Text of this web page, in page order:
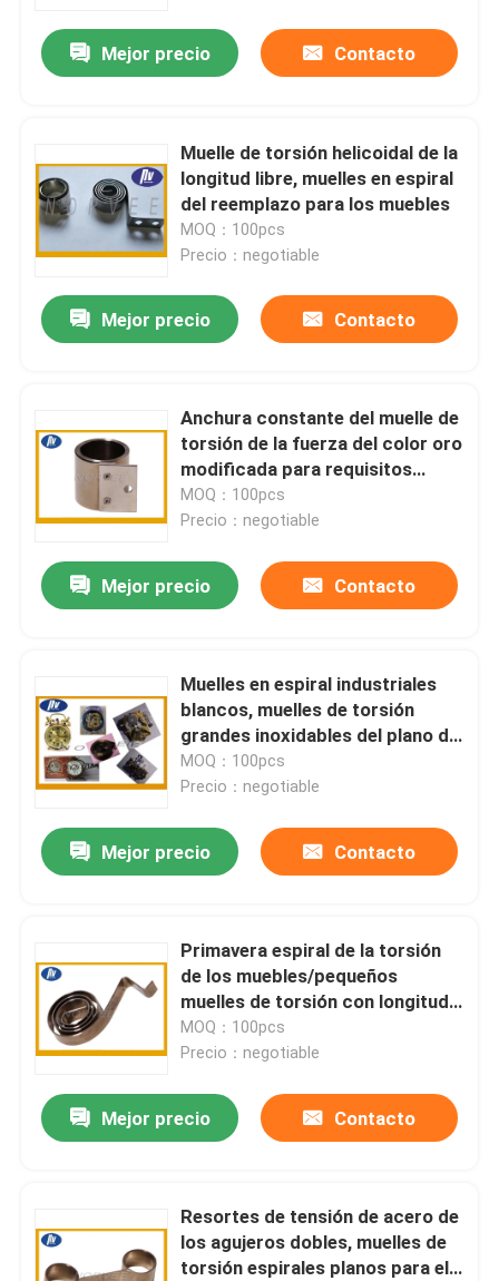
Mejor precio Contacto
Muelle de torsión helicoidal de la
longitud libre, muelles en espiral
del reemplazo para los muebles
MOQ：100pcs
Precio：negotiable
Mejor precio Contacto
Anchura constante del muelle de
torsión de la fuerza del color oro
modificada para requisitos
particulares para el monitor de
computadora
MOQ：100pcs
Precio：negotiable
Mejor precio Contacto
Muelles en espiral industriales
blancos, muelles de torsión
grandes inoxidables del plano de
acero
MOQ：100pcs
Precio：negotiable
Mejor precio Contacto
Primavera espiral de la torsión
de los muebles/pequeños
muelles de torsión con longitud
libre
MOQ：100pcs
Precio：negotiable
Mejor precio Contacto
Resortes de tensión de acero de
los agujeros dobles, muelles de
torsión espirales planos para el